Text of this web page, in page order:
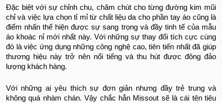
Đặc biệt với sự chỉnh chu, chăm chút cho từng đường kim mũi
chỉ và việc lựa chọn tỉ mỉ từ chất liệu da cho phần tay áo cũng là
điểm nhấn thể hiện được sự sang trọng và đầy tinh tế của mẫu
áo khoác nỉ mới nhất này. Với những sự thay đổi tích cực cùng
đó là việc ứng dụng những công nghệ cao, tiên tiến nhất đã giúp
thương hiệu này trở nên nổi tiếng và thu hút được đông đảo
lượng khách hàng.
Với những ai yêu thích sự đơn giản nhưng đầy trẻ trung và
không quá nhàm chán. Vậy chắc hẳn Missout sẽ là cái tên tiêu